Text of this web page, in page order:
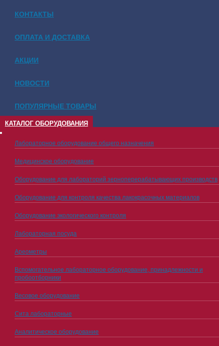
КОНТАКТЫ
ОПЛАТА И ДОСТАВКА
АКЦИИ
НОВОСТИ
ПОПУЛЯРНЫЕ ТОВАРЫ
КАТАЛОГ ОБОРУДОВАНИЯ
Лабораторное оборудование общего назначения
Медицинское оборудование
Оборудование для лабораторий зерноперерабатывающих производств
Оборудование для контроля качества лакокрасочных материалов
Оборудование экологического контроля
Лабораторная посуда
Ареометры
Вспомогательное лабораторное оборудование, принадлежности и
пробоотборники
Весовое оборудование
Сита лабораторные
Аналитическое оборудование